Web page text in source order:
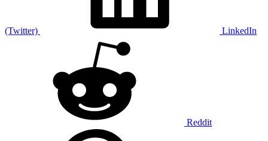
(Twitter) LinkedIn
Reddit